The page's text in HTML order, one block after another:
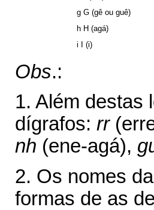
g G (gê ou guê)
h H (agá)
i I (i)
Obs.:
1. Além
dígrafos: rr
nh (ene-agá),
2. Os nomes
formas de as